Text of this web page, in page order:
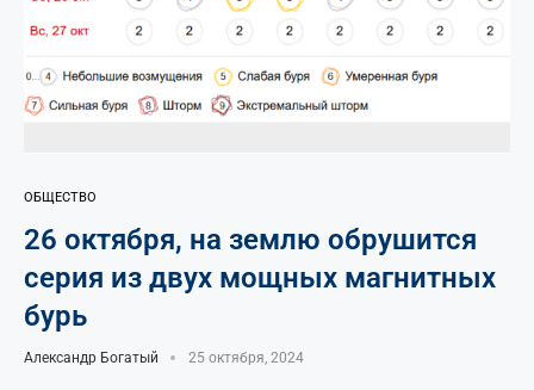
ОБЩЕСТВО
26 октября, на землю обрушится
серия из двух мощных магнитных
бурь
Александр Богатый 25 октября, 2024